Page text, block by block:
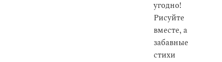
угодно!
Рисуйте
вместе, а
забавные
стихи